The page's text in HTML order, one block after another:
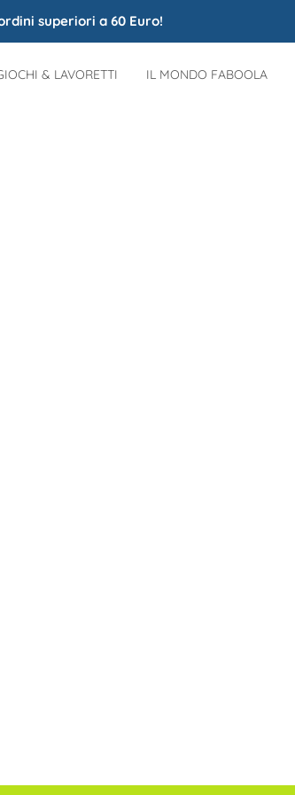
superiori a 60 Euro!
& LAVORETTI IL MONDO FABOOLA